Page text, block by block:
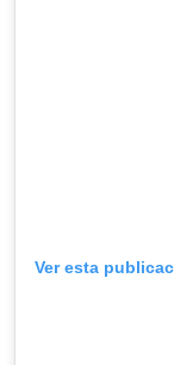
Ver esta